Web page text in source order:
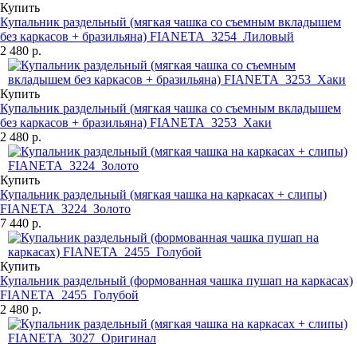
Купить
Купальник раздельный (мягкая чашка со съемным вкладышем
без каркасов + бразильяна) FIANETA_3254_Лиловый
2 480 р.
Купить
Купальник раздельный (мягкая чашка со съемным вкладышем
без каркасов + бразильяна) FIANETA_3253_Хаки
2 480 р.
Купить
Купальник раздельный (мягкая чашка на каркасах + слипы)
FIANETA_3224_Золото
7 440 р.
Купить
Купальник раздельный (формованная чашка пушап на каркасах)
FIANETA_2455_Голубой
2 480 р.